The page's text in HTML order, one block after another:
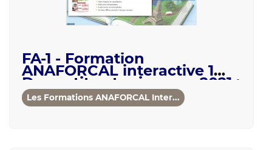
FA-1 - Formation
ANAFORCAL interactive 1
Dermatite atopique en 2021 :
les recommandations ...
Les Formations ANAFORCAL Inter...